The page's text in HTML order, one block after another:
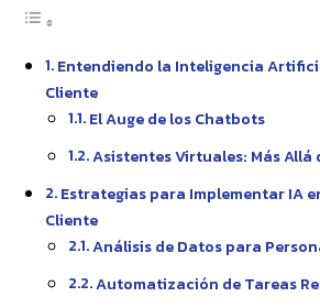
Entendiendo la Inteligencia
Cliente
El Auge de los Chatbots
Asistentes Virtuales: Más Allá
Estrategias para Implementar IA
Cliente
Análisis de Datos para
Automatización de Tareas